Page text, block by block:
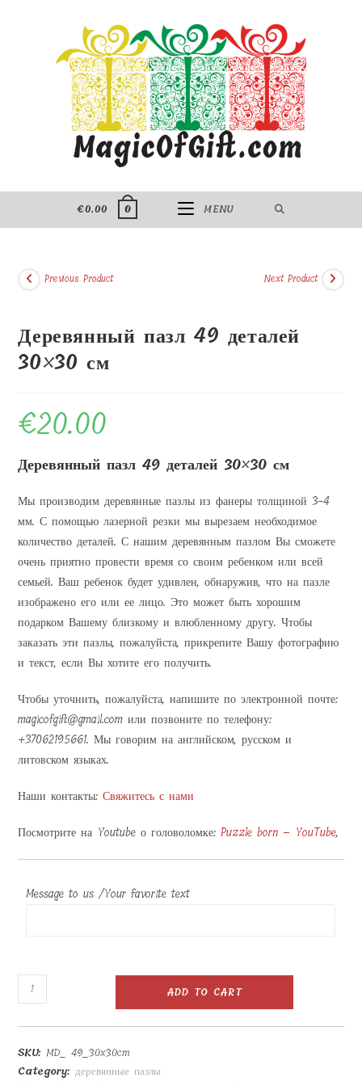
€0.00 0 MENU
Previous Product Next Product
Деревянный пазл 49 деталей
30×30 см
€20.00
Деревянный пазл 49 деталей 30×30 см
Мы производим деревянные пазлы из фанеры толщиной 3-4
мм. С помощью лазерной резки мы вырезаем необходимое
количество деталей. С нашим деревянным пазлом Вы сможете
очень приятно провести время со своим ребенком или всей
семьей. Ваш ребенок будет удивлен, обнаружив, что на пазле
изображено его или ее лицо. Это может быть хорошим
подарком Вашему близкому и влюбленному другу. Чтобы
заказать эти пазлы, пожалуйста, прикрепите Вашу фотографию
и текст, если Вы хотите его получить.
Чтобы уточнить, пожалуйста, напишите по электронной почте:
magicofgift@gmail.com или позвоните по телефону:
+37062195661. Мы говорим на английском, русском и
литовском языках.
Наши контакты:Свяжитесь с нами
Посмотрите на Youtube о головоломке:Puzzle born – YouTube,
Message to us /Your favorite text
Деревянный
пазл
49
деталей
30x30
ADD TO CART
SKU:MD_ 49_30x30cm
Category:деревянные пазлы